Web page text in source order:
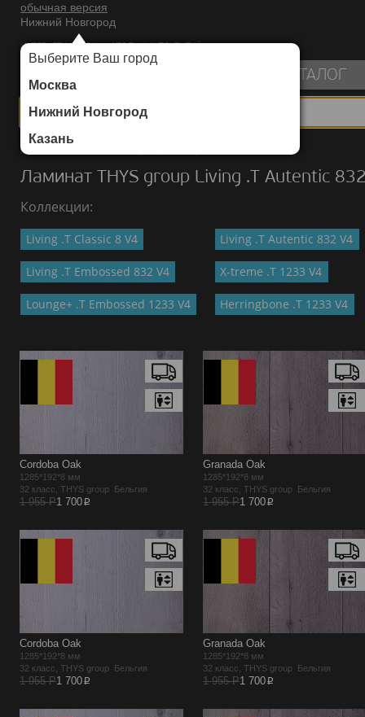
обычная версия
Нижний Новгород
Выберите Ваш город
Москва
Нижний Новгород
Казань
ИНТЕРНЕТ-МАГАЗИН НАПОЛЬНЫХ ПОКРЫТИЙ
КАТАЛОГ
Каталог
Ламинат THYS group Living .T Autentic
Коллекции:
Living .T Classic 8 V4 Living .T Autentic 832 V4
Living .T Embossed 832 V4 X-treme .T 1233 V4
Lounge+ .T Embossed 1233 V4 Herringbone .T 1233 V4
Cordoba Oak
1285*192*8 мм
32 класс, THYS group Бельгия
1 955 Р1 700p
Granada Oak
1285*192*8 мм
32 класс, THYS group Бельгия
1 955 Р1 700p
Cordoba Oak
1285*192*8 мм
32 класс, THYS group Бельгия
1 955 Р1 700p
Granada Oak
1285*192*8 мм
32 класс, THYS group Бельгия
1 955 Р1 700p